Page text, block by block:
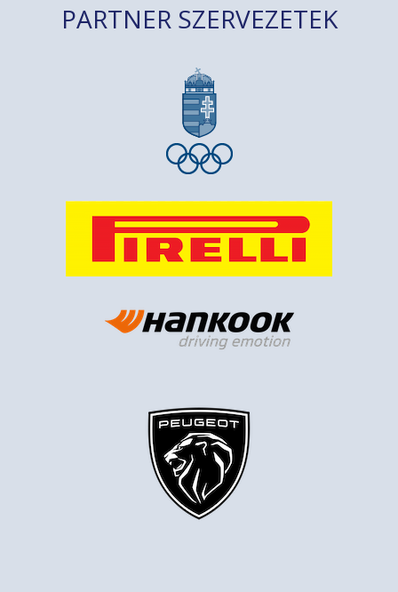
PARTNER SZERVEZETEK